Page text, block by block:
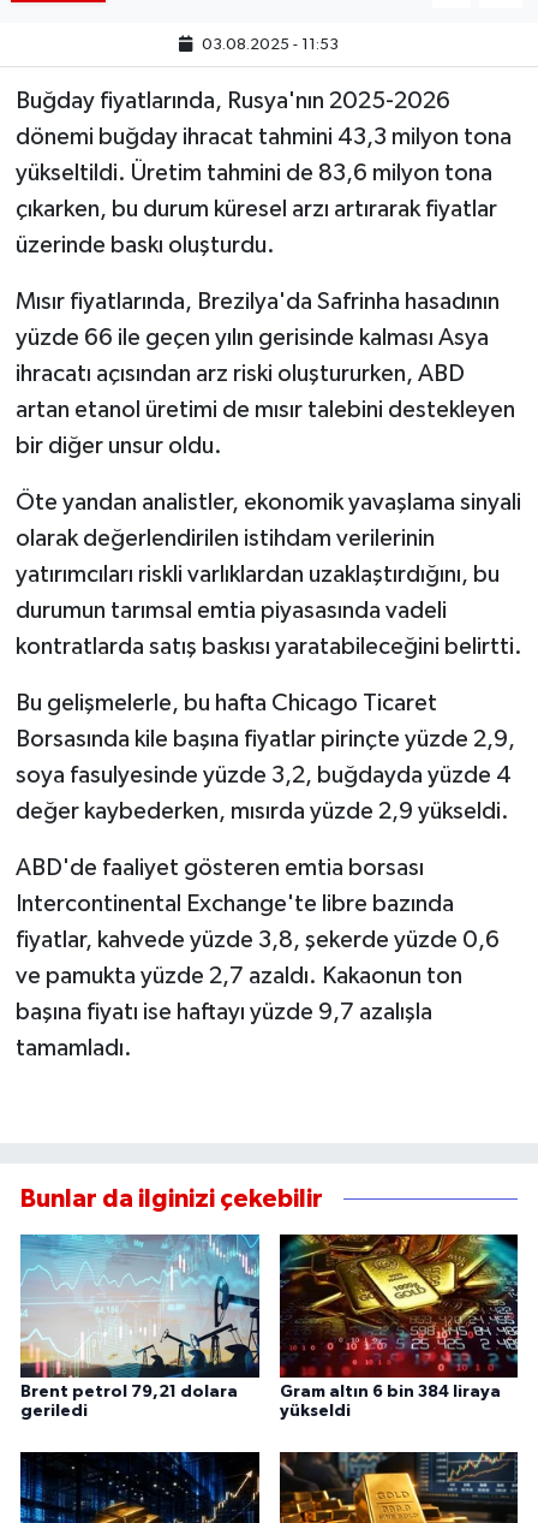
03.08.2025 - 11:53
Buğday fiyatlarında, Rusya'nın 2025-2026
dönemi buğday ihracat tahmini 43,3 milyon tona
yükseltildi. Üretim tahmini de 83,6 milyon tona
çıkarken, bu durum küresel arzı artırarak fiyatlar
üzerinde baskı oluşturdu.
Mısır fiyatlarında, Brezilya'da Safrinha hasadının
yüzde 66 ile geçen yılın gerisinde kalması Asya
ihracatı açısından arz riski oluştururken, ABD
artan etanol üretimi de mısır talebini destekleyen
bir diğer unsur oldu.
Öte yandan analistler, ekonomik yavaşlama sinyali
olarak değerlendirilen istihdam verilerinin
yatırımcıları riskli varlıklardan uzaklaştırdığını, bu
durumun tarımsal emtia piyasasında vadeli
kontratlarda satış baskısı yaratabileceğini belirtti.
Bu gelişmelerle, bu hafta Chicago Ticaret
Borsasında kile başına fiyatlar pirinçte yüzde 2,9,
soya fasulyesinde yüzde 3,2, buğdayda yüzde 4
değer kaybederken, mısırda yüzde 2,9 yükseldi.
ABD'de faaliyet gösteren emtia borsası
Intercontinental Exchange'te libre bazında
fiyatlar, kahvede yüzde 3,8, şekerde yüzde 0,6
ve pamukta yüzde 2,7 azaldı. Kakaonun ton
başına fiyatı ise haftayı yüzde 9,7 azalışla
tamamladı.
Bunlar da ilginizi çekebilir
Brent petrol 79,21 dolara
geriledi
Gram altın 6 bin 384 liraya
yükseldi